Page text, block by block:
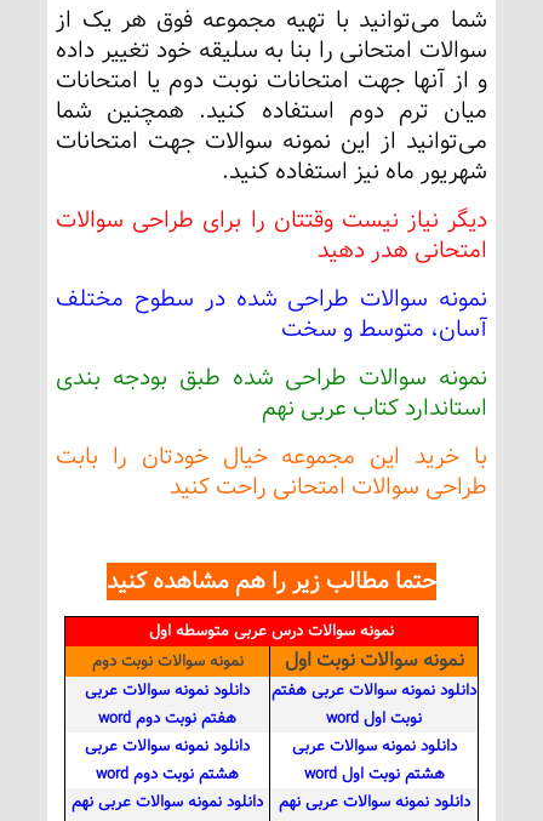
شما می‌توانید با تهیه مجموعه فوق هر یک از
سوالات امتحانی را بنا به سلیقه خود تغییر داده
و از آنها جهت امتحانات نوبت دوم یا امتحانات
میان ترم دوم استفاده کنید. همچنین شما
می‌توانید از این نمونه سوالات جهت امتحانات
شهریور ماه نیز استفاده کنید.
دیگر نیاز نیست وقتتان را برای طراحی سوالات
امتحانی هدر دهید
نمونه سوالات طراحی شده در سطوح مختلف
آسان، متوسط و سخت
نمونه سوالات طراحی شده طبق بودجه بندی
استاندارد کتاب عربی نهم
با خرید این مجموعه خیال خودتان را بابت
طراحی سوالات امتحانی راحت کنید
حتما مطالب زیر را هم مشاهده کنید
نمونه سوالات درس عربی متوسطه اول
نمونهسوالات نوبت اول
نمونه سوالات نوبت دوم
دانلود نمونه سوالات عربی هفتم
نوبت اول word
دانلود نمونه سوالات عربی
هفتم نوبت دوم word
دانلود نمونه سوالات عربی
هشتم نوبت اول word
دانلود نمونه سوالات عربی
هشتم نوبت دوم word
دانلود نمونه سوالات عربی نهم دانلود نمونه سوالات عربی نهم